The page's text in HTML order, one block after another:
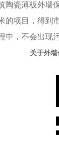
陶瓷薄板外墙
的项目，得到
中，不会出现
关于外